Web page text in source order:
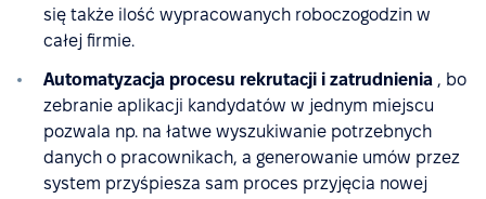
się także ilość wypracowanych roboczogodzin w
całej firmie.
Automatyzacja procesu rekrutacji i zatrudnienia , bo
zebranie aplikacji kandydatów w jednym miejscu
pozwala np. na łatwe wyszukiwanie potrzebnych
danych o pracownikach, a generowanie umów przez
system przyśpiesza sam proces przyjęcia nowej